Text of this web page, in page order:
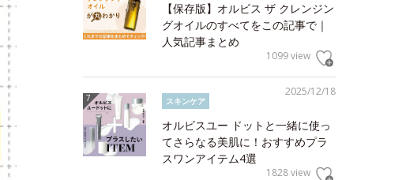
【保存版】オルビス ザ クレンジン
グオイルのすべてをこの記事で｜
人気記事まとめ
1099 view
2025/12/18
スキンケア
オルビスユー ドットと一緒に使っ
てさらなる美肌に！おすすめプラ
スワンアイテム4選
1828 view